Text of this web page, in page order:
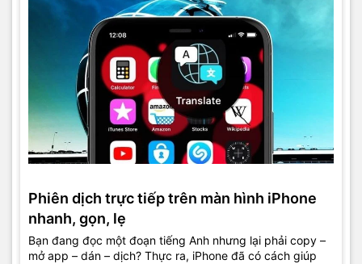
Phiên dịch trực tiếp trên màn hình iPhone
nhanh, gọn, lẹ
Bạn đang đọc một đoạn tiếng Anh nhưng lại phải copy –
mở app – dán – dịch? Thực ra, iPhone đã có cách giúp